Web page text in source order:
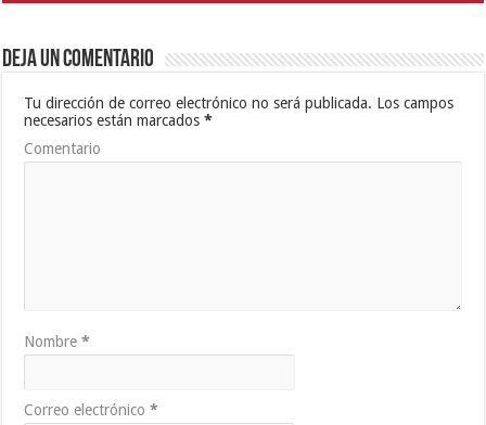
Deja un comentario
Tu dirección de correo electrónico no será publicada. Los campos
necesarios están marcados*
Comentario
Nombre*
Correo electrónico*